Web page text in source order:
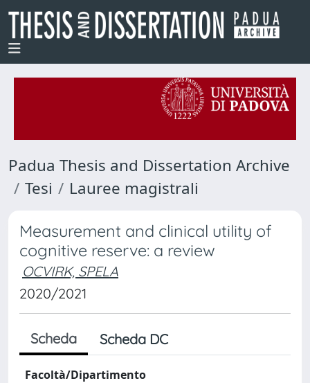
Padua Thesis and Dissertation Archive
Tesi
Lauree magistrali
Measurement and clinical utility of
cognitive reserve: a review
OCVIRK, SPELA
2020/2021
Scheda Scheda DC
Facoltà/Dipartimento